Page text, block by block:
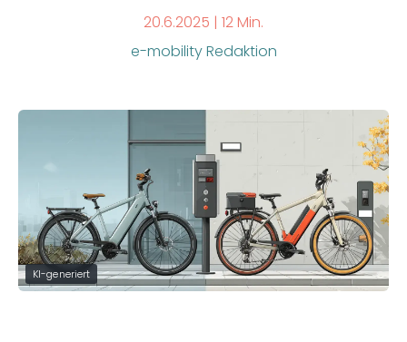
20.6.2025 | 12 Min.
e-mobility Redaktion
KI-generiert